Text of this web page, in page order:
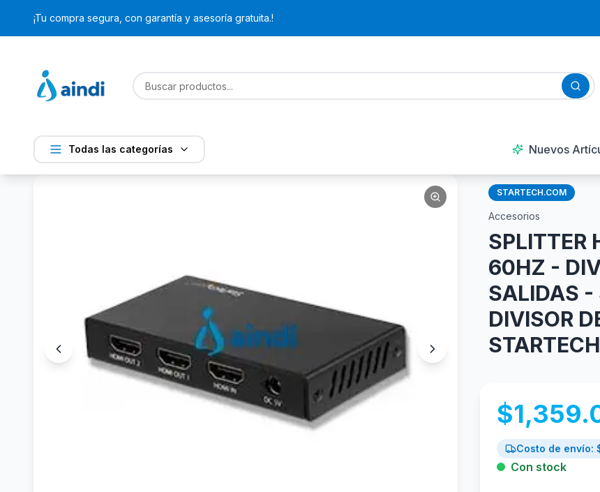
¡Tu compra segura, con garantía y asesoría gratuita.!
Todas las categorías Nuevos
STARTECH.COM
Accesorios
SPLITTER
60HZ -
SALIDAS -
DIVISOR
$
Costo de envío:
Con stock